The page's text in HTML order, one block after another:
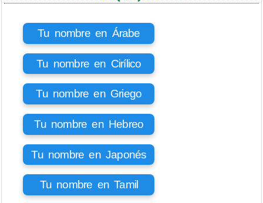
Tu nombre en Árabe
Tu nombre en Cirílico
Tu nombre en Griego
Tu nombre en Hebreo
Tu nombre en Japonés
Tu nombre en Tamil